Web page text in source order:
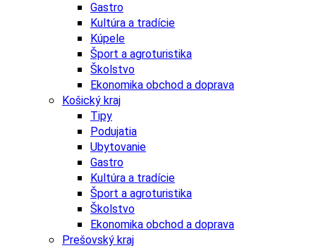
Gastro
Kultúra a tradície
Kúpele
Šport a agroturistika
Školstvo
Ekonomika obchod a doprava
Košický kraj
Tipy
Podujatia
Ubytovanie
Gastro
Kultúra a tradície
Šport a agroturistika
Školstvo
Ekonomika obchod a doprava
Prešovský kraj